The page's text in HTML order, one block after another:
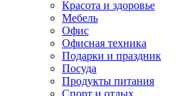
Красота и здоровье
Мебель
Офис
Офисная техника
Подарки и праздник
Посуда
Продукты питания
Спорт и отдых